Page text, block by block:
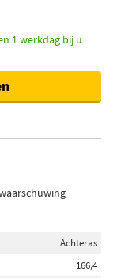
1 werkdag bij u
Achteras
166,4